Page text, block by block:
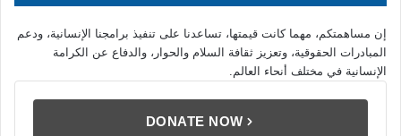
إن مساهمتكم، مهما كانت قيمتها، تساعدنا على تنفيذ برامجنا الإنسانية، ودعم
المبادرات الحقوقية، وتعزيز ثقافة السلام والحوار، والدفاع عن الكرامة
الإنسانية في مختلف أنحاء العالم.
DONATE NOW